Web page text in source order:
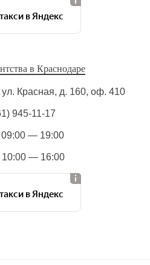
в Яндекс
в Краснодаре
ул. Красная, д. 160, оф. 410
945-11-17
09:00 — 19:00
10:00 — 16:00
в Яндекс